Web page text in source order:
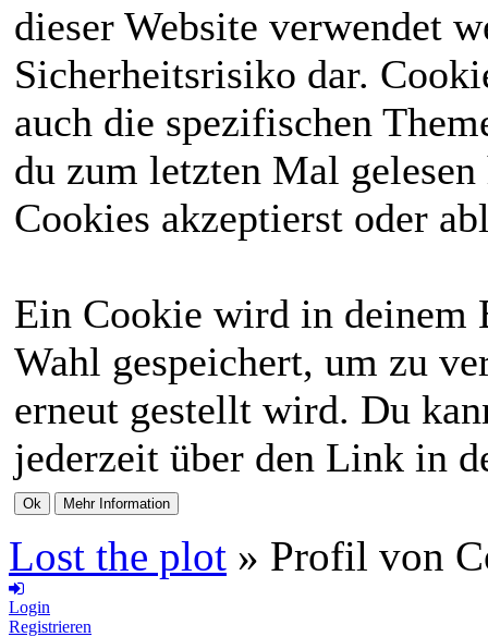
dieser Website verwendet
Sicherheitsrisiko dar.
auch die spezifischen
du zum letzten Mal
Cookies akzeptierst oder
Ein Cookie wird in deinem
Wahl gespeichert, um zu
erneut gestellt wird. Du
jederzeit über den Link in
Lost the plot » Profil von
Login
Registrieren